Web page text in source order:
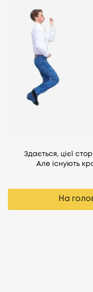
Здається, цієї
Але існують
На